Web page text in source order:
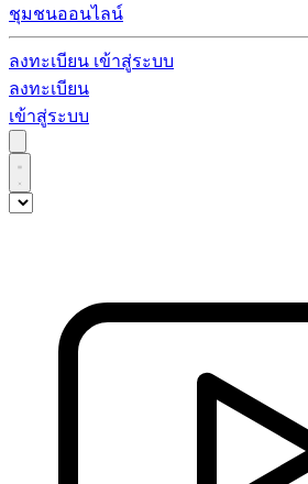
ชุมชนออนไลน์
ลงทะเบียน เข้าสู่ระบบ
ลงทะเบียน
เข้าสู่ระบบ